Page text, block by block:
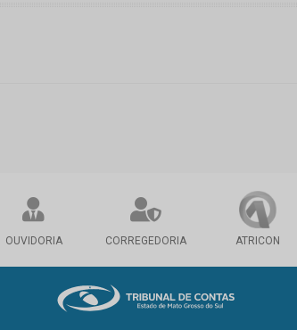
OUVIDORIA CORREGEDORIA ATRICON